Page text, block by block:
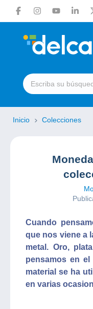
Inicio Colecciones
Cuando
que nos viene a
metal. Oro,
pensamos en
material se ha
en varias